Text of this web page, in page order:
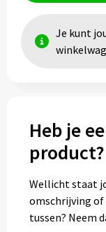
Je kunt
Heb je
product?
Wellicht staat
omschrijving of
tussen? Neem